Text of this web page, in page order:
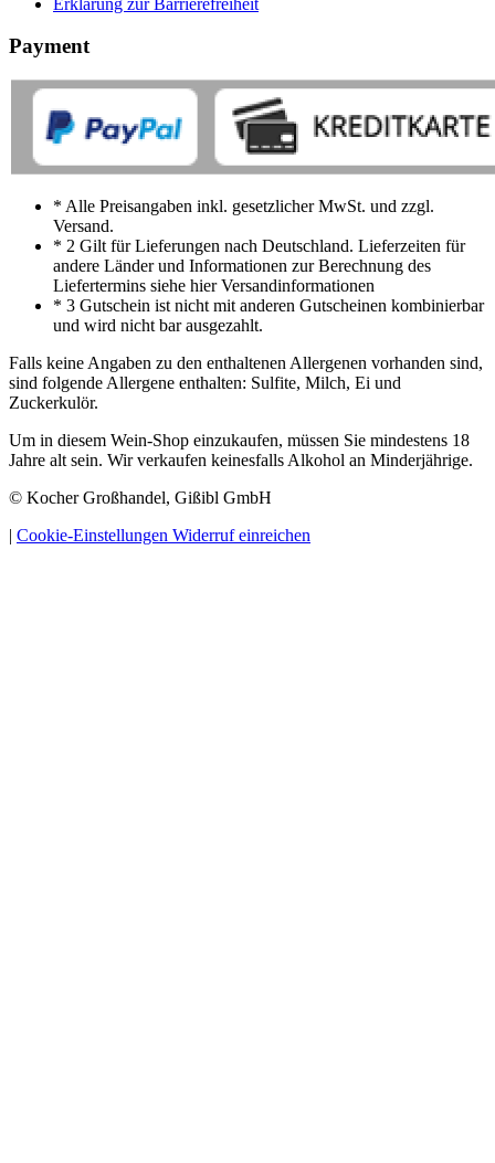
Payment
* Alle Preisangaben inkl. gesetzlicher MwSt. und zzgl.
Versand.
* 2 Gilt für Lieferungen nach Deutschland. Lieferzeiten für
andere Länder und Informationen zur Berechnung des
Liefertermins siehe hier Versandinformationen
* 3 Gutschein ist nicht mit anderen Gutscheinen kombinierbar
und wird nicht bar ausgezahlt.
Falls keine Angaben zu den enthaltenen Allergenen vorhanden sind,
sind folgende Allergene enthalten: Sulfite, Milch, Ei und
Zuckerkulör.
Um in diesem Wein-Shop einzukaufen, müssen Sie mindestens 18
Jahre alt sein. Wir verkaufen keinesfalls Alkohol an Minderjährige.
© Kocher Großhandel, Gißibl GmbH
| Cookie-Einstellungen Widerruf einreichen